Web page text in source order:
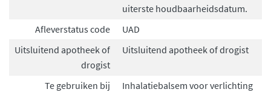
uiterste houdbaarheidsdatum.
Afleverstatus code
UAD
Uitsluitend apotheek of
drogist
Uitsluitend apotheek of drogist
Te gebruiken bij
Inhalatiebalsem voor verlichting